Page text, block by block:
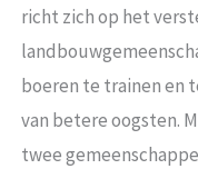
richt zich op het
boeren te trainen en
van betere oogsten.
twee